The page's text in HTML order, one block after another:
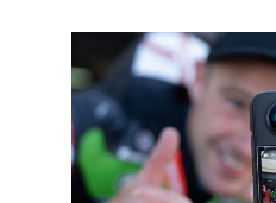
ゲ
カル
公式